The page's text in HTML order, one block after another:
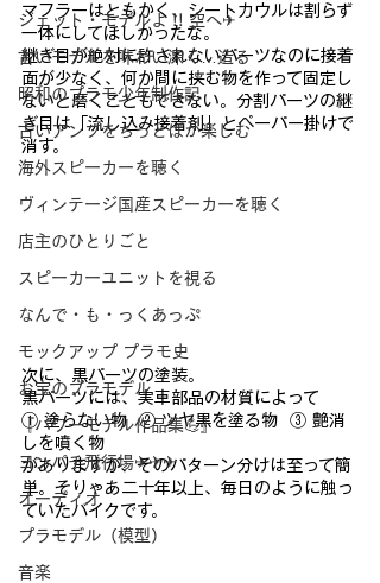
ジェット・モデルよ !! 空へ✈
古いモデルを味わい深く…造る
昭和のプラモ少年制作記
古いアンプをちっとばか楽しむ
海外スピーカーを聴く
ヴィンテージ国産スピーカーを聴く
店主のひとりごと
スピーカーユニットを視る
なんで・も・っくあっぷ
モックアップ プラモ史
お宝のプラモデル
『パワーモデル作品集💪』
ヨンパチ飛行場✈✈✈
オーディオ
プラモデル（模型）
音楽
マフラーはともかく、シートカウルは割らず
一体にしてほしかったな。
継ぎ目が絶対に許されないパーツなのに接着
面が少なく、何か間に挟む物を作って固定し
ないと磨くこともできない。分割パーツの継
ぎ目は「流し込み接着剤」とペーパー掛けで
消す。
次に、黒パーツの塗装。
黒パーツには、実車部品の材質によって
① 塗らない物  ② ツヤ黒を塗る物  ③ 艶消
しを噴く物
がありますが、そのパターン分けは至って簡
単。そりゃあ二十年以 上、毎日のように触っ
ていたバイクです。